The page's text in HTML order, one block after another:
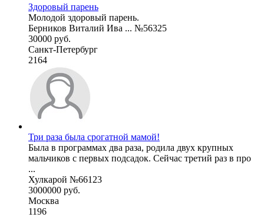
Здоровый парень
Молодой здоровый парень.
Берников Виталий Ива ... №56325
30000 руб.
Санкт-Петербург
2164
Три раза была срогатной мамой!
Была в программах два раза, родила двух крупных
мальчиков с первых подсадок. Сейчас третий раз в про
...
Хулкарой №66123
3000000 руб.
Москва
1196